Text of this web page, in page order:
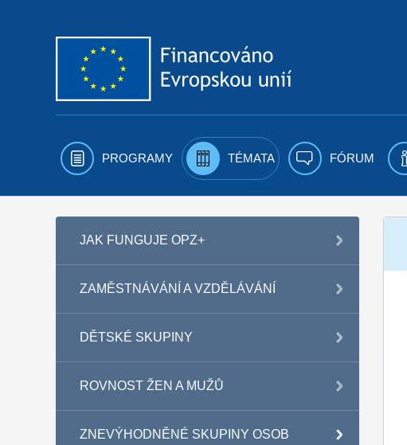
PROGRAMY TÉMATA FÓRUM
JAK FUNGUJE OPZ+
ZAMĚSTNÁVÁNÍ A VZDĚLÁVÁNÍ
DĚTSKÉ SKUPINY
ROVNOST ŽEN A MUŽŮ
ZNEVÝHODNĚNÉ SKUPINY OSOB